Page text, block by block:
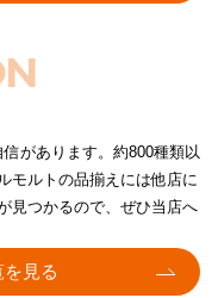
があります。約800種類以
モルトの品揃えには他店に
見つかるので、ぜひ当店へ
見る